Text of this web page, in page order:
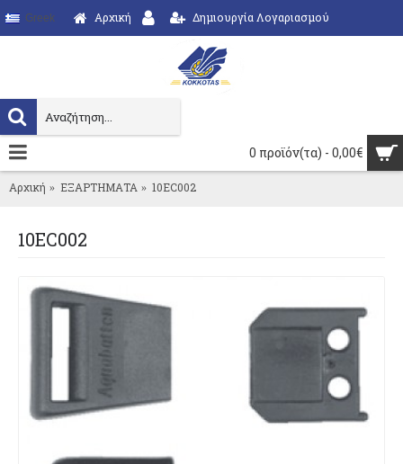
Greek Αρχική Δημιουργία Λογαριασμού
0 προϊόν(τα) - 0,00€
Αρχική ΕΞΑΡΤΗΜΑΤΑ 10EC002
10EC002